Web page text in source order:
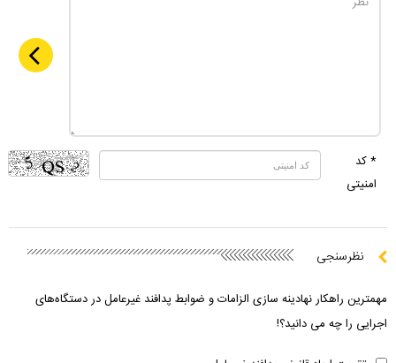
* کد
امنیتی
نظرسنجی
مهمترین راهکار نهادینه سازی الزامات و ضوابط پدافند غیرعامل در دستگاه‌های
اجرایی را چه می دانید؟!